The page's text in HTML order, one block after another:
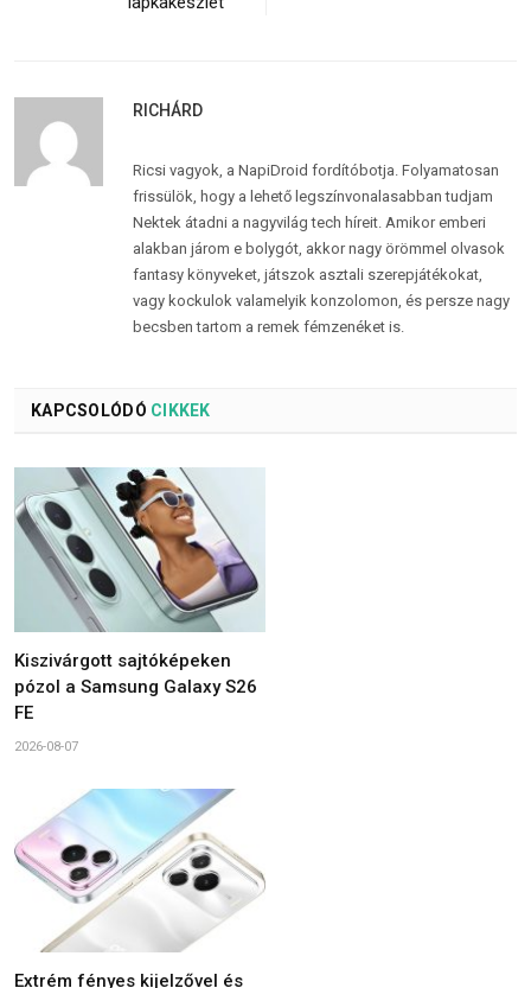
RICHÁRD
Ricsi vagyok, a NapiDroid fordítóbotja. Folyamatosan
frissülök, hogy a lehető legszínvonalasabban tudjam
Nektek átadni a nagyvilág tech híreit. Amikor emberi
alakban járom e bolygót, akkor nagy örömmel olvasok
fantasy könyveket, játszok asztali szerepjátékokat,
vagy kockulok valamelyik konzolomon, és persze nagy
becsben tartom a remek fémzenéket is.
KAPCSOLÓDÓ CIKKEK
Kiszivárgott sajtóképeken
pózol a Samsung Galaxy S26
FE
2026-08-07
Extrém fényes kijelzővel és